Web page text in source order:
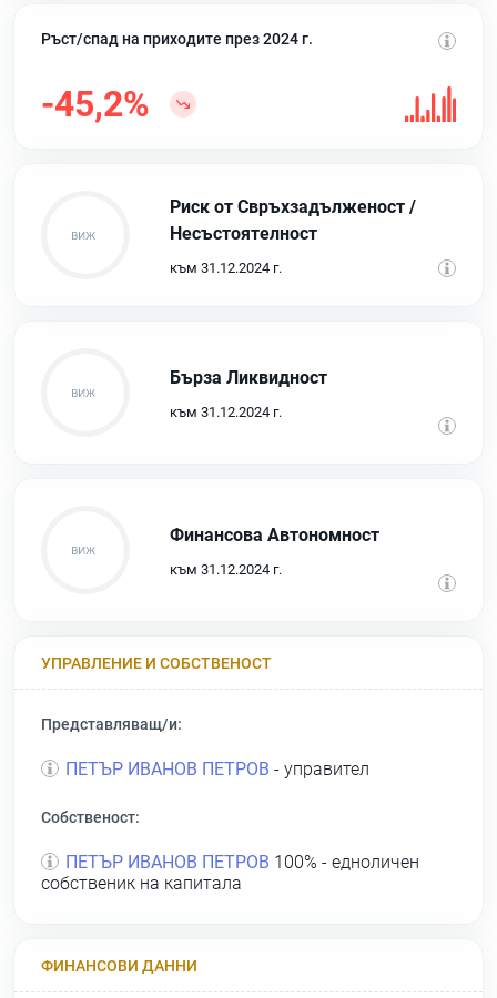
Ръст/спад на приходите през 2024 г.
-45,2%
Риск от Свръхзадълженост /
Несъстоятелност
към 31.12.2024 г.
Бърза Ликвидност
към 31.12.2024 г.
Финансова Автономност
към 31.12.2024 г.
УПРАВЛЕНИЕ И СОБСТВЕНОСТ
Представляващ/и:
ПЕТЪР ИВАНОВ ПЕТРОВ - управител
Собственост:
ПЕТЪР ИВАНОВ ПЕТРОВ 100% - едноличен
собственик на капитала
ФИНАНСОВИ ДАННИ